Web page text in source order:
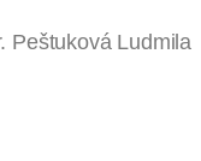
Peštuková Ludmila